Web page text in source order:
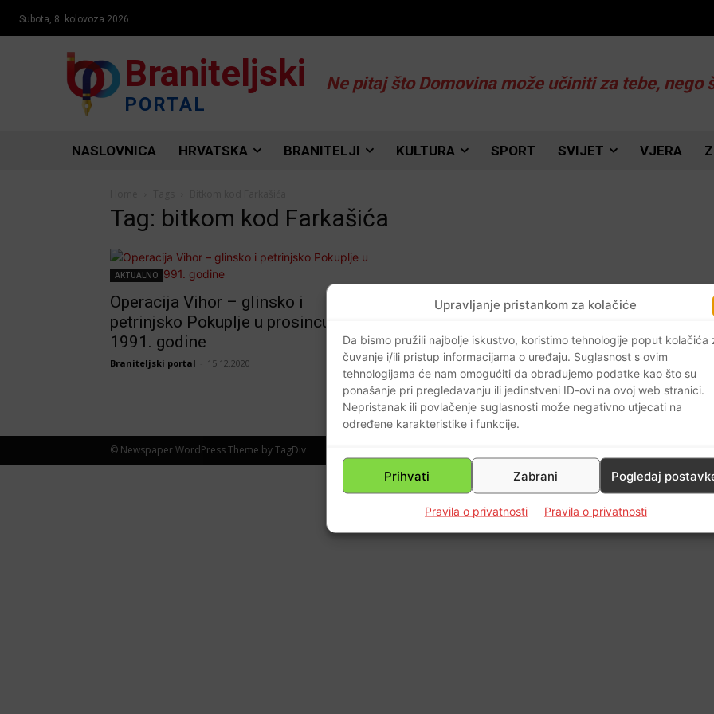
Upravljanje pristankom za kolačiće
Da bismo pružili najbolje iskustvo, koristimo tehnologije poput kolačića
čuvanje i/ili pristup informacijama o uređaju. Suglasnost s ovim
tehnologijama će nam omogućiti da obrađujemo podatke kao što su
ponašanje pri pregledavanju ili jedinstveni ID-ovi na ovoj web stranici.
Nepristanak ili povlačenje suglasnosti može negativno utjecati na
određene karakteristike i funkcije.
Prihvati Zabrani Pogledaj
Pravila o privatnosti Pravila o privatnosti
Subota, 8. kolovoza 2026.
Braniteljski
PORTAL
Ne pitaj što Domovina može učiniti za tebe, nego
NASLOVNICA HRVATSKA BRANITELJI KULTURA SPORT SVIJET VJERA
Tag: bitkom kod Farkašića
AKTUALNO
Operacija Vihor – glinsko i
petrinjsko Pokuplje u prosincu
1991. godine
Braniteljski portal 15.12.2020 0
© Newspaper WordPress Theme by TagDiv